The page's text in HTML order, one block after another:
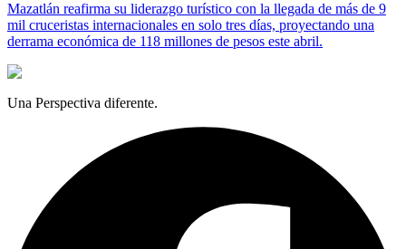
Mazatlán reafirma su liderazgo turístico con la llegada de más de 9
mil cruceristas internacionales en solo tres días, proyectando una
derrama económica de 118 millones de pesos este abril.
Una Perspectiva diferente.